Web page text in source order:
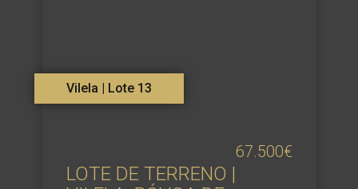
Vilela | Lote 13
67.500€
LOTE DE TERRENO |